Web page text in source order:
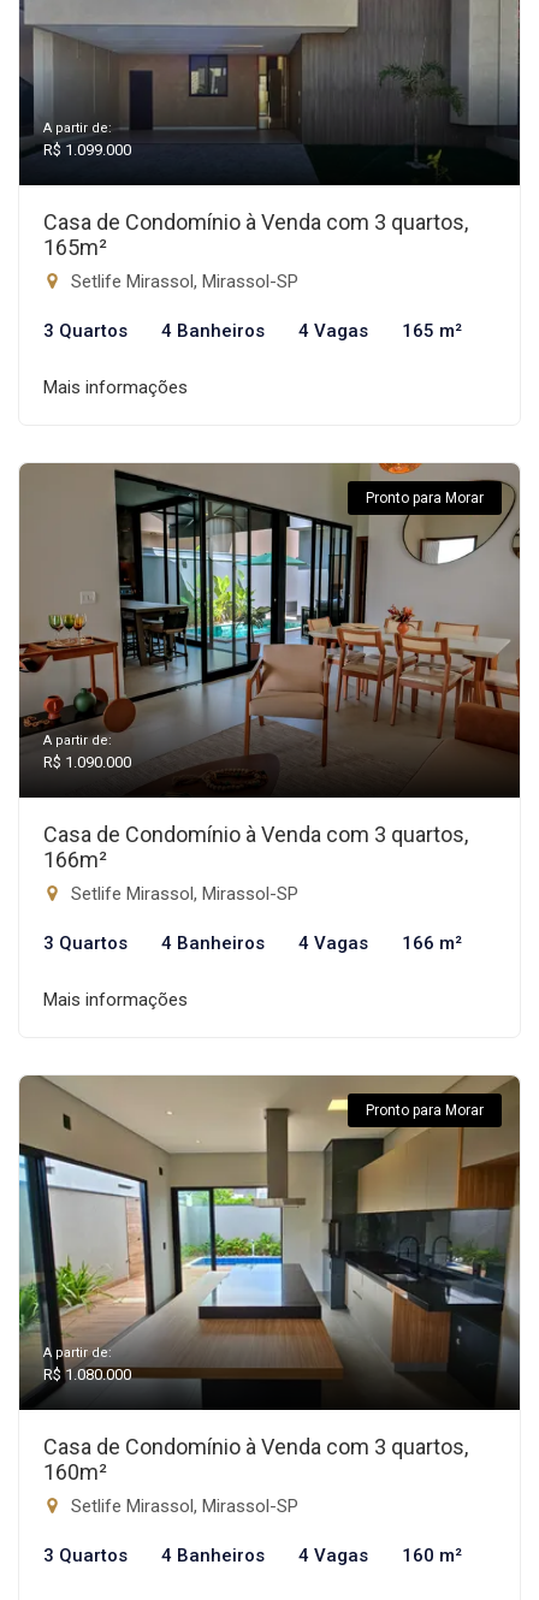
A partir de:
R$ 1.099.000
Casa de Condomínio à Venda com 3 quartos,
165m²
Setlife Mirassol, Mirassol-SP
3 Quartos 4 Banheiros 4 Vagas 165 m²
Mais informações
Pronto para Morar
A partir de:
R$ 1.090.000
Casa de Condomínio à Venda com 3 quartos,
166m²
Setlife Mirassol, Mirassol-SP
3 Quartos 4 Banheiros 4 Vagas 166 m²
Mais informações
Pronto para Morar
A partir de:
R$ 1.080.000
Casa de Condomínio à Venda com 3 quartos,
160m²
Setlife Mirassol, Mirassol-SP
3 Quartos 4 Banheiros 4 Vagas 160 m²